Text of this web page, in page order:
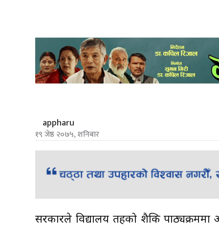
appharu
१९ जेष्ठ २०७५, शनिबार
सरकारले विद्यालय तहको शैक्षिक